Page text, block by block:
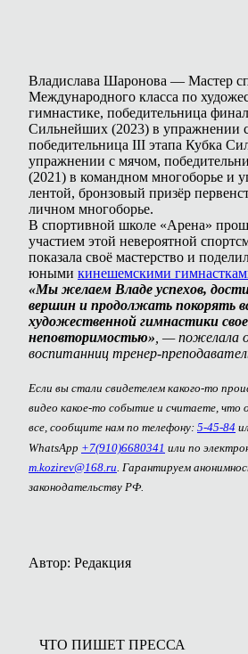
Владислава Шаронова — Мастер
Международного класса по
гимнастике, победительница
Сильнейших (2023) в упражнении
победительница III этапа Кубка
упражнении с мячом,
(2021) в командном многоборье и
лентой, бронзовый призёр
личном многоборье.
В спортивной школе «Арена»
участием этой невероятной
показала своё мастерство и
юными кинешемскими
«Мы желаем Владе успехов,
вершин и продолжать покорять
художественной гимнастики
неповторимостью» , — пожелала
воспитанниц тренер-
Если вы стали свидетелем какого-то
видео какое-то событие и считаете, что
все, сообщите нам по телефону: 5-45-84
WhatsApp +7(910)6680341 или по
m.kozirev@168.ru . Гарантируем
законодательству РФ.
Автор: Редакция
ЧТО ПИШЕТ ПРЕССА